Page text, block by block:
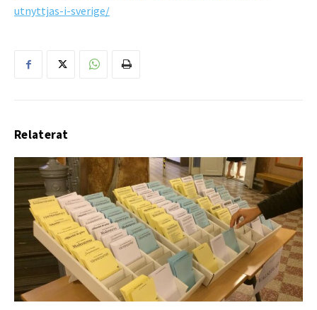
utnyttjas-i-sverige/
Relaterat